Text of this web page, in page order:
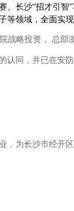
、长沙“招才引智
等领域，全面实现
略投资， 总部
认同，并已在安
长沙市经开区